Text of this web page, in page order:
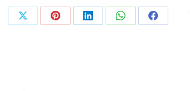
PartagerPartagerPartagerPartagerPartager